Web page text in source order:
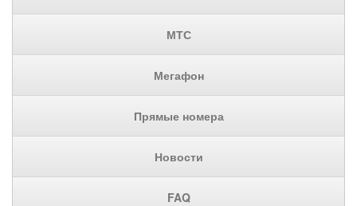
МТС
Мегафон
Прямые номера
Новости
FAQ